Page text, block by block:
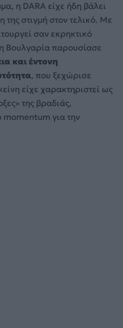
η DARA είχε ήδη βάλει
της στιγμή στον τελικό. Με
σαν εκρηκτικό
Βουλγαρία παρουσίασε
και έντονη
, που ξεχώρισε
είχε χαρακτηριστεί ως
της βραδιάς,
momentum για την